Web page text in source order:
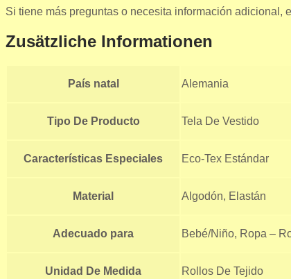
Si tiene más preguntas o necesita información adicional,
Zusätzliche Informationen
País natal Alemania
Tipo De Producto Tela De Vestido
Características Especiales Eco-Tex Estándar
Material Algodón, Elastán
Adecuado para Bebé/Niño, Ropa –
Unidad De Medida Rollos De Tejido